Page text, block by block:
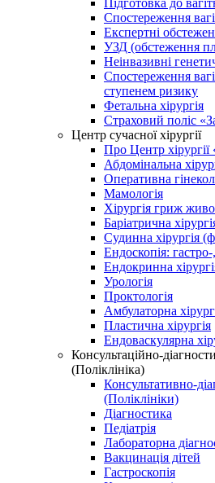
Підготовка до
Спостереження
Експертні
УЗД (обстеження
Неінвазивні
Спостереження
ступенем ризику
Фетальна хірургія
Страховий поліс
Центр сучасної хірургії
Про Центр хірургії
Абдомінальна
Оперативна
Мамологія
Хірургія гриж
Баріатрична
Судинна хірургія
Ендоскопія:
Ендокринна
Урологія
Проктологія
Амбулаторна
Пластична хірургія
Ендоваскулярна
Консультаційно-
(Поліклініка)
Консультативно-
(Поліклініки)
Діагностика
Педіатрія
Лабораторна
Вакцинація дітей
Гастроскопія